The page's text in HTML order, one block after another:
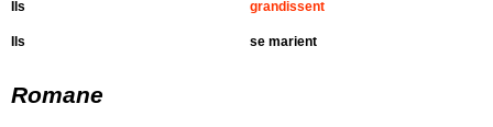
Ils
Ils
grandissent
se marient
Romane